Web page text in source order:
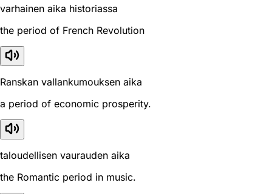
varhainen aika historiassa
the period of French Revolution
Ranskan vallankumouksen aika
a period of economic prosperity.
taloudellisen vaurauden aika
the Romantic period in music.